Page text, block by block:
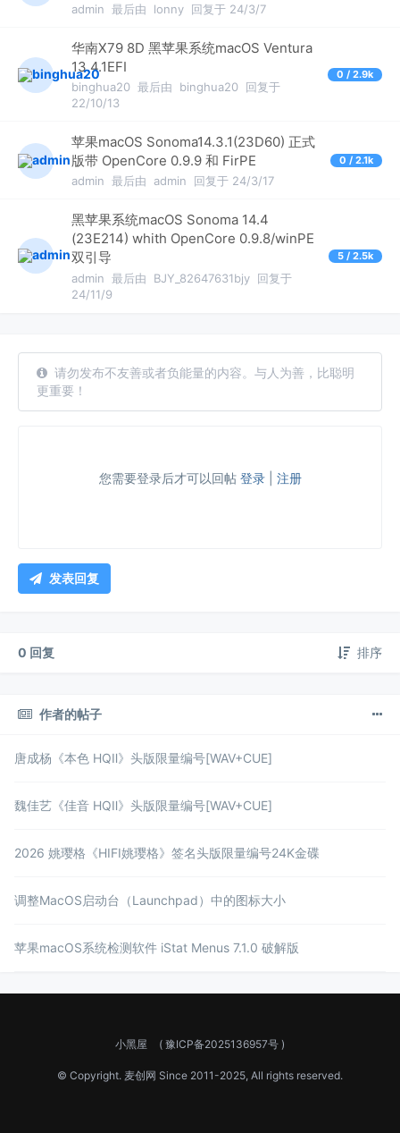
admin 最后由 lonny 回复于 24/3/7
华南X79 8D 黑苹果系统macOS Ventura
13.4.1EFI
binghua20 最后由 binghua20 回复于
22/10/13
0 / 2.9k
苹果macOS Sonoma14.3.1(23D60) 正式
版带 OpenCore 0.9.9 和 FirPE
admin 最后由 admin 回复于 24/3/17
0 / 2.1k
黑苹果系统macOS Sonoma 14.4
(23E214) whith OpenCore 0.9.8/winPE
双引导
admin 最后由 BJY_82647631bjy 回复于
24/11/9
5 / 2.5k
请勿发布不友善或者负能量的内容。与人为善，比聪明
更重要！
您需要登录后才可以回帖 登录| 注册
发表回复
0 回复 排序
作者的帖子
唐成杨《本色 HQⅡ》头版限量编号[WAV+CUE]
魏佳艺《佳音 HQⅡ》头版限量编号[WAV+CUE]
2026 姚璎格《HIFI姚璎格》签名头版限量编号24K金碟
调整MacOS启动台（Launchpad）中的图标大小
苹果macOS系统检测软件 iStat Menus 7.1.0 破解版
小黑屋 ( 豫ICP备2025136957号 )
© Copyright. 麦创网 Since 2011-2025, All rights reserved.